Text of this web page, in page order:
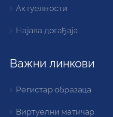
Актуелности
Најава догађаја
Важни линкови
Регистар образаца
Виртуелни матичар